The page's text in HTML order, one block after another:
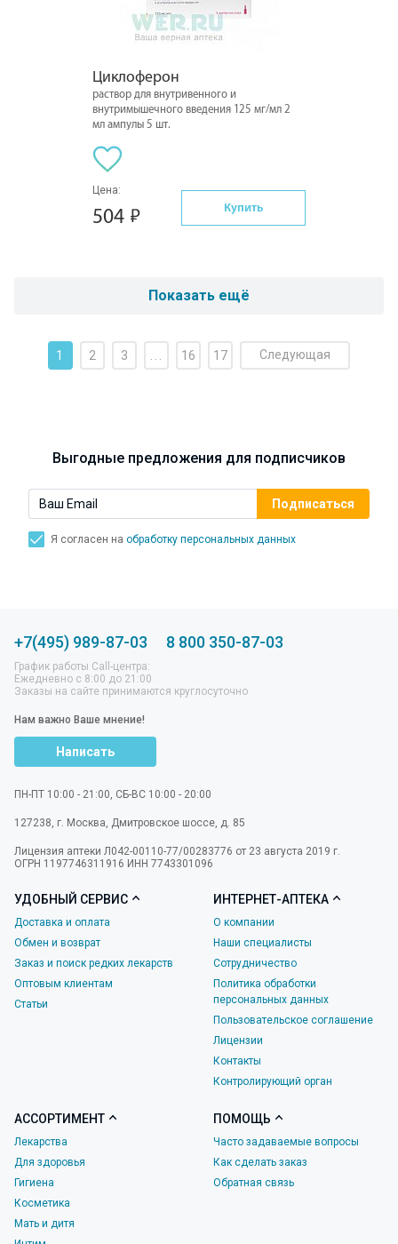
Циклоферон
раствор для внутривенного и
внутримышечного введения 125 мг/мл 2
мл ампулы 5 шт.
Цена:
504 Купить
Показать ещё
1 2 3 16 17 Следующая
Выгодные предложения для подписчиков
Я согласен на обработку персональных данных
+7(495) 989-87-03 8 800 350-87-03
График работы Call-центра:
Ежедневно с 8:00 до 21:00
Заказы на сайте принимаются круглосуточно
Нам важно Ваше мнение!
Написать
ПН-ПТ 10:00 - 21:00, СБ-ВС 10:00 - 20:00
127238, г. Москва, Дмитровское шоссе, д. 85
Лицензия аптеки Л042-00110-77/00283776 от 23 августа 2019 г.
ОГРН 1197746311916 ИНН 7743301096
УДОБНЫЙ СЕРВИС
Доставка и оплата
Обмен и возврат
Заказ и поиск редких лекарств
Оптовым клиентам
Статьи
ИНТЕРНЕТ-АПТЕКА
О компании
Наши специалисты
Сотрудничество
Политика обработки
персональных данных
Пользовательское соглашение
Лицензии
Контакты
Контролирующий орган
АССОРТИМЕНТ
Лекарства
Для здоровья
Гигиена
Косметика
Мать и дитя
ПОМОЩЬ
Часто задаваемые вопросы
Как сделать заказ
Обратная связь